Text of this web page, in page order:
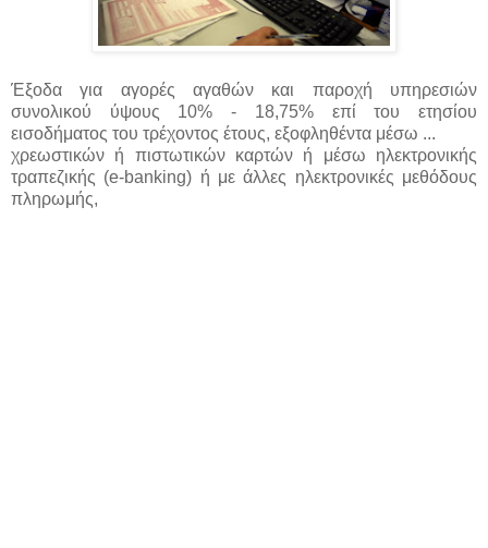
Έξοδα για αγορές αγαθών και παροχή υπηρεσιών
συνολικού ύψους 10% - 18,75% επί του ετησίου
εισοδήματος του τρέχοντος έτους, εξοφληθέντα μέσω ...
χρεωστικών ή πιστωτικών καρτών ή μέσω ηλεκτρονικής
τραπεζικής (e-banking) ή με άλλες ηλεκτρονικές μεθόδους
πληρωμής,